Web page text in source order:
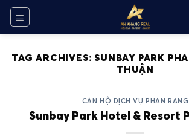
Skip
content
TAG ARCHIVES:SUNBAY PARK
THUẬN
CĂN HỘ DỊCH VỤ PHAN RANG
Sunbay Park Hotel & Resort